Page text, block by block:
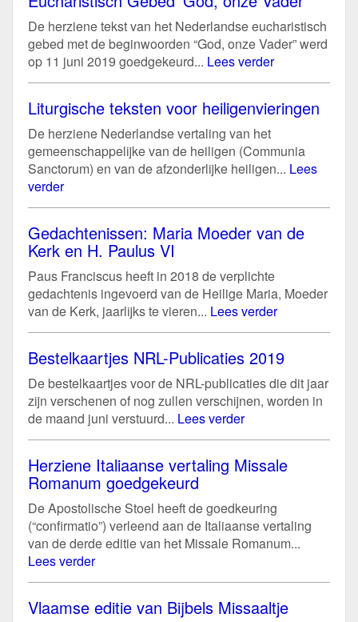
De herziene tekst van het Nederlandse eucharistisch
gebed met de beginwoorden “God, onze Vader” werd
op 11 juni 2019 goedgekeurd... Lees verder
Liturgische teksten voor heiligenvieringen
De herziene Nederlandse vertaling van het
gemeenschappelijke van de heiligen (Communia
Sanctorum) en van de afzonderlijke heiligen... Lees
verder
Gedachtenissen: Maria Moeder van de
Kerk en H. Paulus VI
Paus Franciscus heeft in 2018 de verplichte
gedachtenis ingevoerd van de Heilige Maria, Moeder
van de Kerk, jaarlijks te vieren... Lees verder
Bestelkaartjes NRL-Publicaties 2019
De bestelkaartjes voor de NRL-publicaties die dit jaar
zijn verschenen of nog zullen verschijnen, worden in
de maand juni verstuurd... Lees verder
Herziene Italiaanse vertaling Missale
Romanum goedgekeurd
De Apostolische Stoel heeft de goedkeuring
(“confirmatio”) verleend aan de Italiaanse vertaling
van de derde editie van het Missale Romanum...
Lees verder
Vlaamse editie van Bijbels Missaaltje